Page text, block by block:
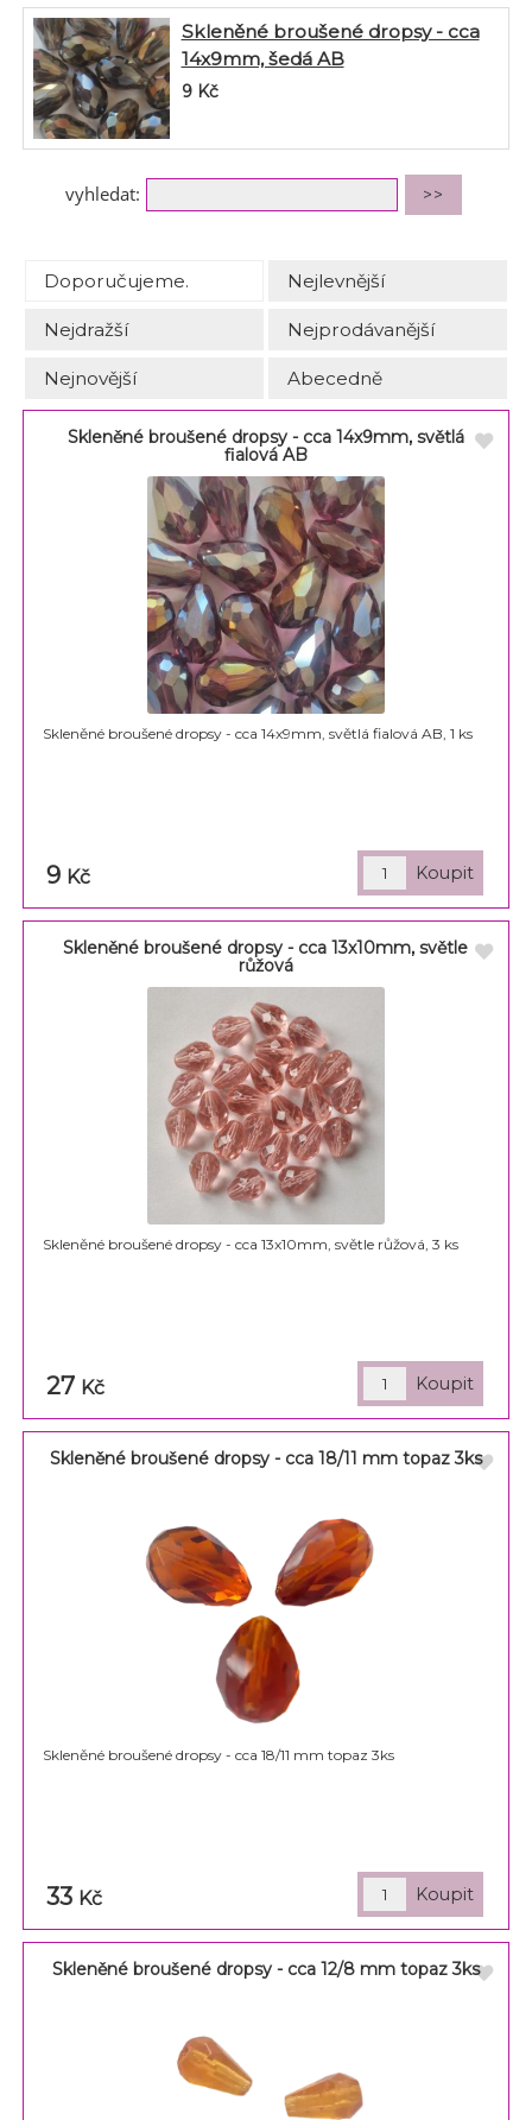
Skleněné broušené dropsy - cca
14x9mm, šedá AB
9 Kč
vyhledat:
Doporučujeme. Nejlevnější
Nejdražší Nejprodávanější
Nejnovější Abecedně
Skleněné broušené dropsy - cca 14x9mm, světlá
fialová AB
Skleněné broušené dropsy - cca 14x9mm, světlá fialová AB, 1 ks
9 Kč
Skleněné broušené dropsy - cca 13x10mm, světle
růžová
Skleněné broušené dropsy - cca 13x10mm, světle růžová, 3 ks
27 Kč
Skleněné broušené dropsy - cca 18/11 mm topaz 3ks
Skleněné broušené dropsy - cca 18/11 mm topaz 3ks
33 Kč
Skleněné broušené dropsy - cca 12/8 mm topaz 3ks